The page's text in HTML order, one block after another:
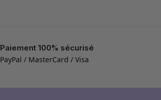
Paiement 100% sécurisé
PayPal / MasterCard / Visa